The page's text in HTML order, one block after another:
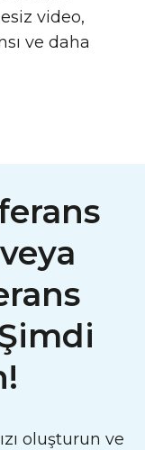
video,
ve daha
oluşturun ve